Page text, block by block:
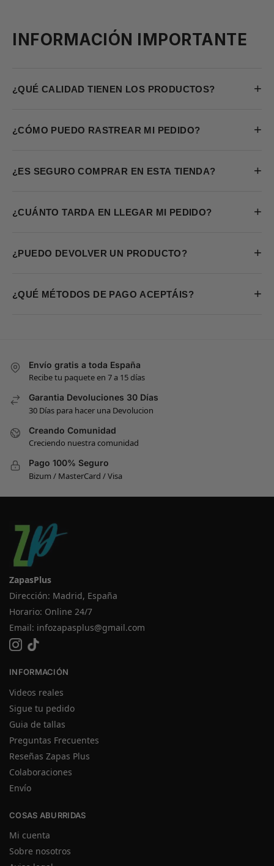
INFORMACIÓN IMPORTANTE
¿QUÉ CALIDAD TIENEN LOS PRODUCTOS? +
¿CÓMO PUEDO RASTREAR MI PEDIDO? +
¿ES SEGURO COMPRAR EN ESTA TIENDA? +
¿CUÁNTO TARDA EN LLEGAR MI PEDIDO? +
¿PUEDO DEVOLVER UN PRODUCTO? +
¿QUÉ MÉTODOS DE PAGO ACEPTÁIS? +
Envío gratis a toda España
Recibe tu paquete en 7 a 15 días
Garantia Devoluciones 30 Días
30 Días para hacer una Devolucion
Creando Comunidad
Creciendo nuestra comunidad
Pago 100% Seguro
Bizum / MasterCard / Visa
ZapasPlus
Dirección: Madrid, España
Horario: Online 24/7
Email: infozapasplus@gmail.com
INFORMACIÓN
Videos reales
Sigue tu pedido
Guia de tallas
Preguntas Frecuentes
Reseñas Zapas Plus
Colaboraciones
Envío
COSAS ABURRIDAS
Mi cuenta
Sobre nosotros